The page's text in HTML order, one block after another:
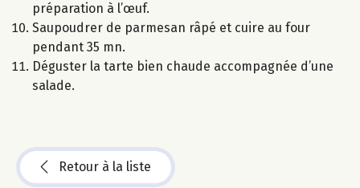
préparation à l’œuf.
Saupoudrer de parmesan râpé et cuire au four
pendant 35 mn.
Déguster la tarte bien chaude accompagnée d’une
salade.
Retour à la liste